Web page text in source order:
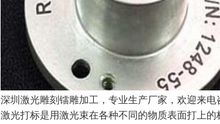
深圳激光雕刻镭雕加工，专业生产厂家，欢迎来电
激光打标是用激光束在各种不同的物质表面打上